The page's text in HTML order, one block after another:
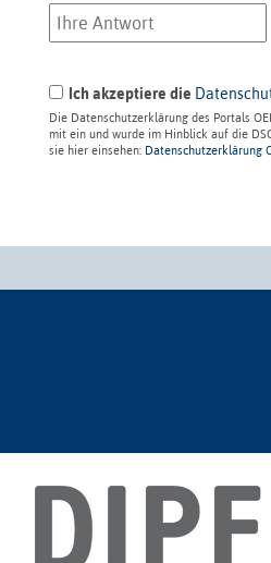
Ich akzeptiere die
Die Datenschutzerklärung des Portals
mit ein und wurde im Hinblick auf die
sie hier einsehen: Datenschutzerklärung